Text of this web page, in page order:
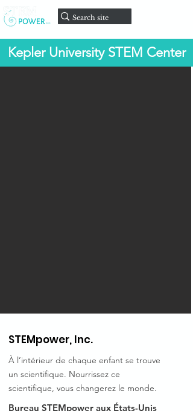
Kepler University STEM Center
STEMpower, Inc.
À l’intérieur de chaque enfant se trouve
un scientifique. Nourrissez ce
scientifique, vous changerez le monde.
Bureau STEMpower aux États-Unis